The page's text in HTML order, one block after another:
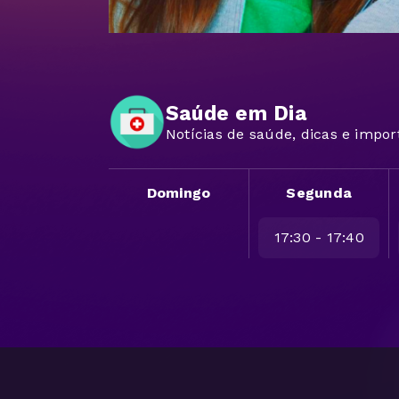
Saúde em Dia
Notícias de saúde, dicas e
Domingo Segunda
17:30 - 17:40